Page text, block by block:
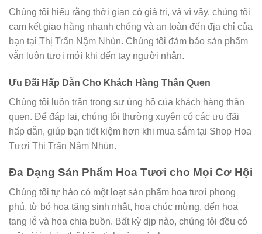
Chúng tôi hiểu rằng thời gian có giá trị, và vì vậy, chúng tôi
cam kết giao hàng nhanh chóng và an toàn đến địa chỉ của
bạn tại Thị Trấn Nậm Nhùn. Chúng tôi đảm bảo sản phẩm
vẫn luôn tươi mới khi đến tay người nhận.
Ưu Đãi Hấp Dẫn Cho Khách Hàng Thân Quen
Chúng tôi luôn trân trọng sự ủng hộ của khách hàng thân
quen. Để đáp lại, chúng tôi thường xuyên có các ưu đãi
hấp dẫn, giúp bạn tiết kiệm hơn khi mua sắm tại Shop Hoa
Tươi Thị Trấn Nậm Nhùn.
Đa Dạng Sản Phẩm Hoa Tươi cho Mọi Cơ Hội
Chúng tôi tự hào có một loạt sản phẩm hoa tươi phong
phú, từ bó hoa tặng sinh nhật, hoa chúc mừng, đến hoa
tang lễ và hoa chia buồn. Bất kỳ dịp nào, chúng tôi đều có